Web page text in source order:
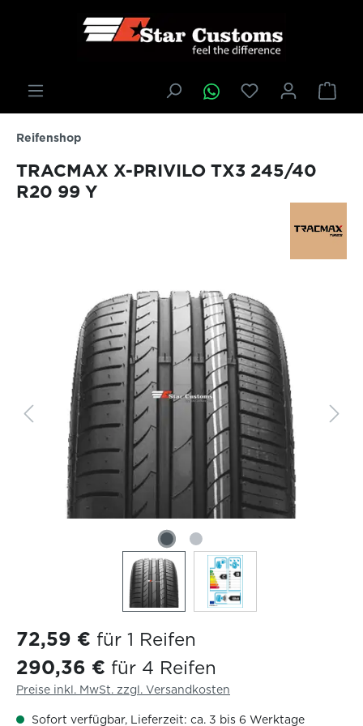
springen
Reifenshop
TRACMAX X-PRIVILO TX3 245/40
R20 99 Y
72,59 € für 1 Reifen
290,36 € für 4 Reifen
Preise inkl. MwSt. zzgl. Versandkosten
Sofort verfügbar, Lieferzeit: ca. 3 bis 6 Werktage